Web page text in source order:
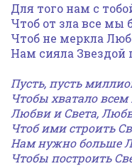
Для того нам с
Чтоб от зла все мы
Чтоб не меркла
Нам сияла Звездой
Пусть, пусть
Чтобы хватало всем
Любви и Света,
Чтоб ими строить
Нам нужно больше
Чтобы построить